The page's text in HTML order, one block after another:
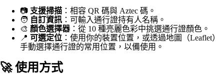
📷 支援掃描 ：相容 QR 碼與 Aztec 碼。
🧑 自訂資訊 ：可輸入通行證持有人名稱。
🎨 顏色選擇器 ：從 10 種亮麗色彩中挑選通行證顏色。
📍 可選定位 ：使用你的裝置位置，或透過地圖（Leaflet）
手動選擇通行證的常用位置，以備使用。
🚀 使用方式